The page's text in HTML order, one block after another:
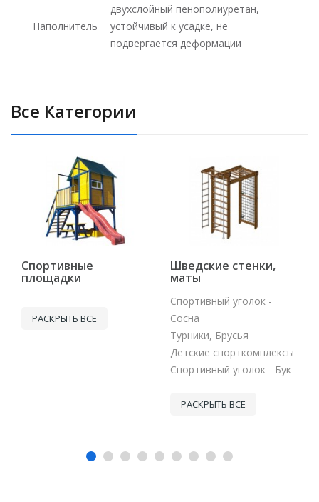
Наполнитель
двухслойный пенополиуретан,
устойчивый к усадке, не
подвергается деформации
Все Категории
Спортивные
площадки
РАСКРЫТЬ ВСЕ
Шведские стенки,
маты
Спортивный уголок -
Сосна
Турники, Брусья
Детские спорткомплексы
Спортивный уголок - Бук
РАСКРЫТЬ ВСЕ